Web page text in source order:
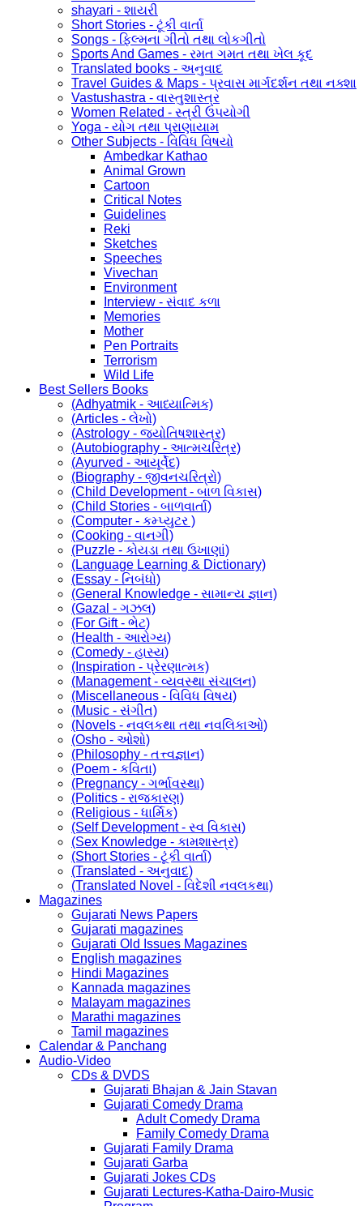
shayari - શાયરી
Short Stories - ટૂંકી વાર્તા
Songs - ફિલ્મના ગીતો તથા લોકગીતો
Sports And Games - રમત ગમત તથા ખેલ કૂદ
Translated books - અનુવાદ
Travel Guides & Maps - પ્રવાસ માર્ગદર્શન તથા નક્શા
Vastushastra - વાસ્તુશાસ્ત્ર
Women Related - સ્ત્રી ઉપયોગી
Yoga - યોગ તથા પ્રાણાયામ
Other Subjects - વિવિધ વિષયો
Ambedkar Kathao
Animal Grown
Cartoon
Critical Notes
Guidelines
Reki
Sketches
Speeches
Vivechan
Environment
Interview - સંવાદ કળા
Memories
Mother
Pen Portraits
Terrorism
Wild Life
Best Sellers Books
(Adhyatmik - આધ્યાત્મિક)
(Articles - લેખો)
(Astrology - જ્યોતિષશાસ્ત્ર)
(Autobiography - આત્મચરિત્ર)
(Ayurved - આયૂર્વેદ)
(Biography - જીવનચરિત્રો)
(Child Development - બાળ વિકાસ)
(Child Stories - બાળવાર્તા)
(Computer - કમ્પ્યુટર )
(Cooking - વાનગી)
(Puzzle - કોયડા તથા ઉખાણાં)
(Language Learning & Dictionary)
(Essay - નિબંધો)
(General Knowledge - સામાન્ય જ્ઞાન)
(Gazal - ગઝલ)
(For Gift - ભેટ)
(Health - આરોગ્ય)
(Comedy - હાસ્ય)
(Inspiration - પ્રેરણાત્મક)
(Management - વ્યવસ્થા સંચાલન)
(Miscellaneous - વિવિધ વિષય)
(Music - સંગીત)
(Novels - નવલકથા તથા નવલિકાઓ)
(Osho - ઓશો)
(Philosophy - તત્ત્વજ્ઞાન)
(Poem - કવિતા)
(Pregnancy - ગર્ભાવસ્થા)
(Politics - રાજકારણ)
(Religious - ધાર્મિક)
(Self Development - સ્વ વિકાસ)
(Sex Knowledge - કામશાસ્ત્ર)
(Short Stories - ટૂંકી વાર્તા)
(Translated - અનુવાદ)
(Translated Novel - વિદેશી નવલકથા)
Magazines
Gujarati News Papers
Gujarati magazines
Gujarati Old Issues Magazines
English magazines
Hindi Magazines
Kannada magazines
Malayam magazines
Marathi magazines
Tamil magazines
Calendar & Panchang
Audio-Video
CDs & DVDS
Gujarati Bhajan & Jain Stavan
Gujarati Comedy Drama
Adult Comedy Drama
Family Comedy Drama
Gujarati Family Drama
Gujarati Garba
Gujarati Jokes CDs
Gujarati Lectures-Katha-Dairo-Music